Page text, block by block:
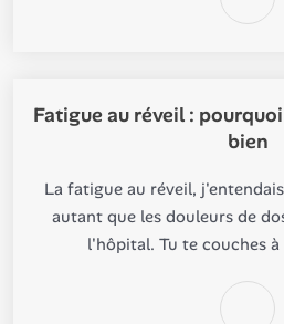
Fatigue au réveil :
bien
La fatigue au réveil,
autant que les douleurs de
l'hôpital. Tu te couches à